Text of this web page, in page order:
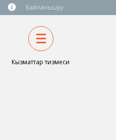
Байланышуу
Кызматтар тизмеси